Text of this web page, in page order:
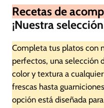
Recetas de
¡Nuestra
Completa tus platos con
perfectos, una selección
color y textura a
frescas hasta
opción está diseñada